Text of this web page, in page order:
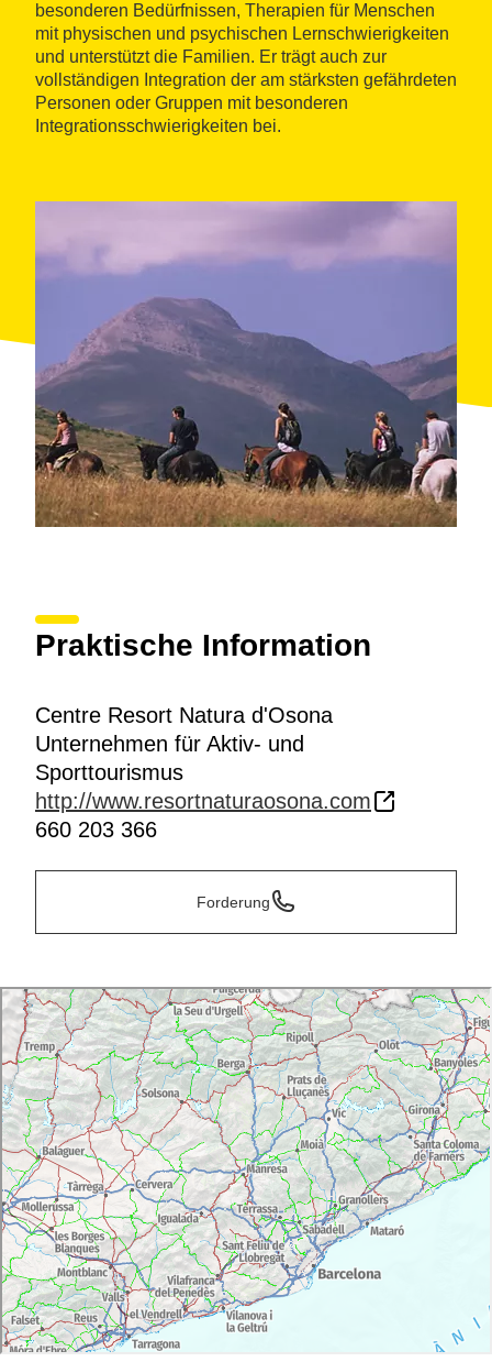
besonderen Bedürfnissen, Therapien für Menschen
mit physischen und psychischen Lernschwierigkeiten
und unterstützt die Familien. Er trägt auch zur
vollständigen Integration der am stärksten gefährdeten
Personen oder Gruppen mit besonderen
Integrationsschwierigkeiten bei.
Praktische Information
Centre Resort Natura d'Osona
Unternehmen für Aktiv- und
Sporttourismus
http://www.resortnaturaosona.com
660 203 366
Forderung